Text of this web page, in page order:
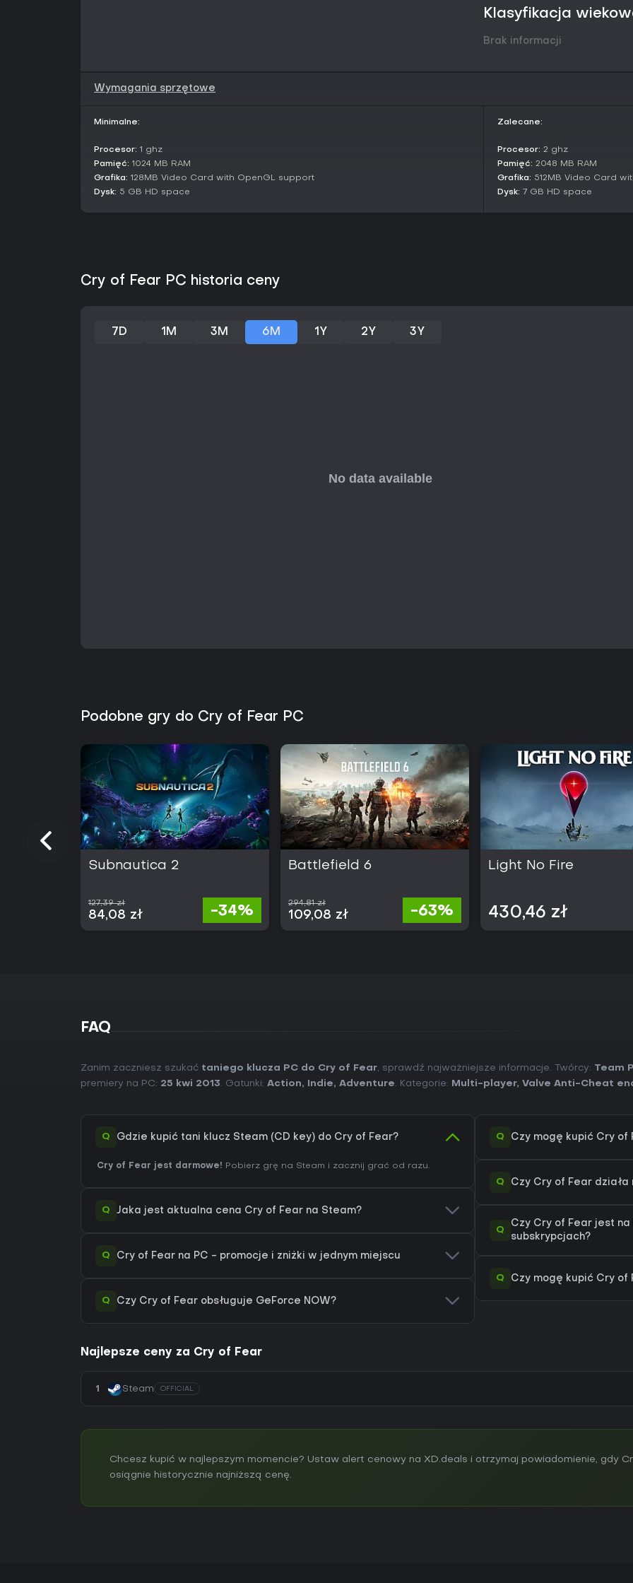
główną zawartością wsparcie
społecznościowych kampanii,
cenisz psychologiczne
osobom wrażliwym na mocny
nowoczesnych mechanik.
Aktualny stan i dziedzictwo
Klasyfikacja
Brak informacji
Wymagania sprzętowe
Minimalne:
Procesor: 1 ghz
Pamięć: 1024 MB RAM
Grafika: 128MB Video Card with OpenGL support
Dysk: 5 GB HD space
Zalecane:
Procesor: 2 ghz
Pamięć: 2048 MB RAM
Grafika: 512MB Video Card
Dysk: 7 GB HD space
Cry of Fear PC historia ceny
7D 1M 3M 6M 1Y 2Y 3Y
Podobne gry do Cry of Fear PC
Subnautica 2
127,39 zł
84,08 zł -34%
Battlefield 6
294,81 zł
109,08 zł -63%
Light No Fire
430,46 zł
FAQ
Zanim zaczniesz szukać taniego klucza PC do Cry of Fear, sprawdź najważniejsze informacje. Twórcy: Team
premiery na PC: 25 kwi 2013. Gatunki: Action, Indie, Adventure. Kategorie: Multi-player, Valve Anti-Cheat
Q Gdzie kupić tani klucz Steam (CD key) do Cry of Fear?
Cry of Fear jest darmowe! Pobierz grę na Steam i zacznij grać od razu.
Q Jaka jest aktualna cena Cry of Fear na Steam?
Q Cry of Fear na PC - promocje i zniżki w jednym miejscu
Q Czy Cry of Fear obsługuje GeForce NOW?
Q Czy mogę kupić Cry of
Q Czy Cry of Fear działa
Q
Czy Cry of Fear jest na
subskrypcjach?
Q Czy mogę kupić Cry of
Najlepsze ceny za Cry of Fear
1 Steam OFFICIAL
Chcesz kupić w najlepszym momencie? Ustaw alert cenowy na XD.deals i otrzymaj powiadomienie, gdy
osiągnie historycznie najniższą cenę.